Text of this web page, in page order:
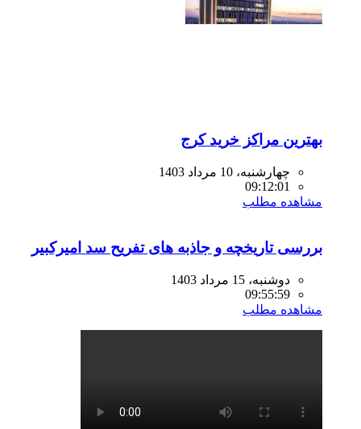
بهترین مراکز خرید کرج
چهارشنبه، 10 مرداد 1403
09:12:01
مشاهده مطلب
بررسی تاریخچه و جاذبه های تفریح سد امیرکبیر
دوشنبه، 15 مرداد 1403
09:55:59
مشاهده مطلب